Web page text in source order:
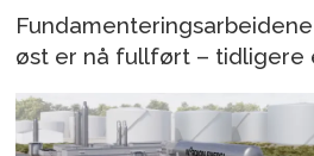
øst er nå fullført – tidligere